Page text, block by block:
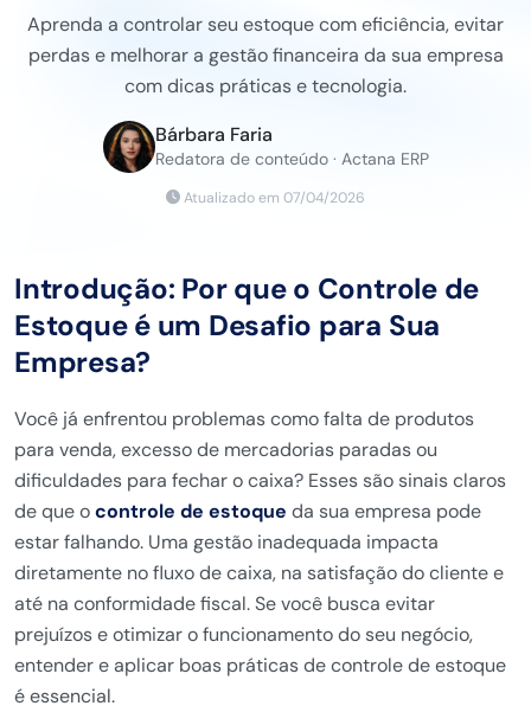
Aprenda a controlar seu estoque com eficiência, evitar
perdas e melhorar a gestão financeira da sua empresa
com dicas práticas e tecnologia.
Bárbara Faria
Redatora de conteúdo · Actana ERP
Atualizado em 07/04/2026
Introdução: Por que o Controle de
Estoque é um Desafio para Sua
Empresa?
Você já enfrentou problemas como falta de produtos
para venda, excesso de mercadorias paradas ou
dificuldades para fechar o caixa? Esses são sinais claros
de que ocontrole de estoque da sua empresa pode
estar falhando. Uma gestão inadequada impacta
diretamente no fluxo de caixa, na satisfação do cliente e
até na conformidade fiscal. Se você busca evitar
prejuízos e otimizar o funcionamento do seu negócio,
entender e aplicar boas práticas de controle de estoque
é essencial.